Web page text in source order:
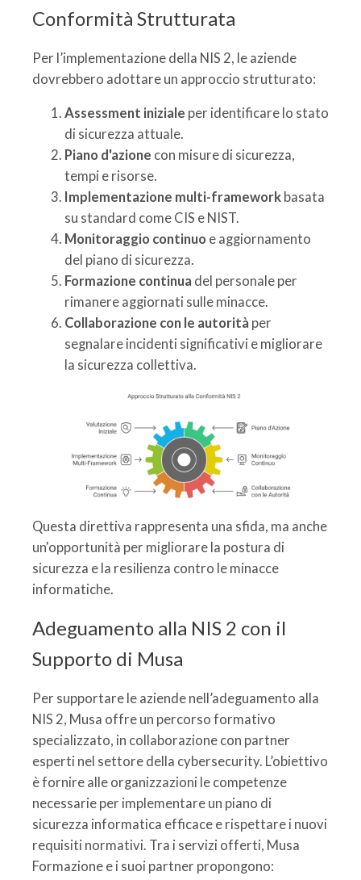
Conformità Strutturata
Per l’implementazione della NIS 2, le aziende
dovrebbero adottare un approccio strutturato:
Assessment iniziale per identificare lo stato
di sicurezza attuale.
Piano d'azione con misure di sicurezza,
tempi e risorse.
Implementazione multi-framework basata
su standard come CIS e NIST.
Monitoraggio continuo e aggiornamento
del piano di sicurezza.
Formazione continua del personale per
rimanere aggiornati sulle minacce.
Collaborazione con le autorità per
segnalare incidenti significativi e migliorare
la sicurezza collettiva.
Questa direttiva rappresenta una sfida, ma anche
un'opportunità per migliorare la postura di
sicurezza e la resilienza contro le minacce
informatiche.
Adeguamento alla NIS 2 con il
Supporto di Musa
Per supportare le aziende nell’adeguamento alla
NIS 2, Musa offre un percorso formativo
specializzato, in collaborazione con partner
esperti nel settore della cybersecurity. L’obiettivo
è fornire alle organizzazioni le competenze
necessarie per implementare un piano di
sicurezza informatica efficace e rispettare i nuovi
requisiti normativi. Tra i servizi offerti, Musa
Formazione e i suoi partner propongono: